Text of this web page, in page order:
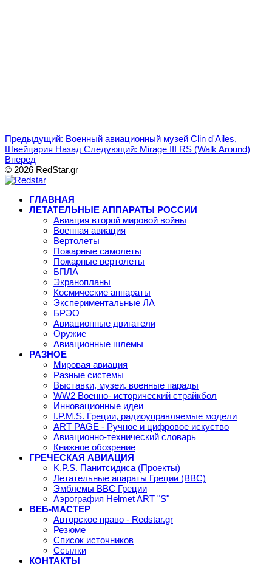
Предыдущий: Военный авиационный музей Clin d'Ailes,
Швейцария Назад Следующий: Mirage III RS (Walk Around)
Вперед
© 2026 RedStar.gr
ГЛАВНАЯ
ЛЕТАТЕЛЬНЫЕ АППАРАТЫ РОССИИ
Авиация второй мировой войны
Военная авиация
Вертолеты
Пожарные самолеты
Пожарные вертолеты
БПЛА
Экранопланы
Космические аппараты
Экспериментальные ЛА
БРЭО
Авиационные двигатели
Оружие
Авиационные шлемы
РАЗНОЕ
Мировая авиация
Разные системы
Выставки, музеи, военные парады
WW2 Военно- исторический страйкбол
Инновационные идеи
I.P.M.S. Греции, радиоуправляемые модели
ART PAGE - Ручное и цифровое искуство
Авиационно-технический словарь
Книжное обозрение
ГРЕЧЕСКАЯ АВИАЦИЯ
K.P.S. Панитсидиса (Проекты)
Летательные апараты Греции (ВВС)
Эмблемы ВВС Греции
Аэрография Helmet ART "S"
ВЕБ-МАСТЕР
Авторское право - Redstar.gr
Резюме
Список источников
Ссылки
КОНТАКТЫ